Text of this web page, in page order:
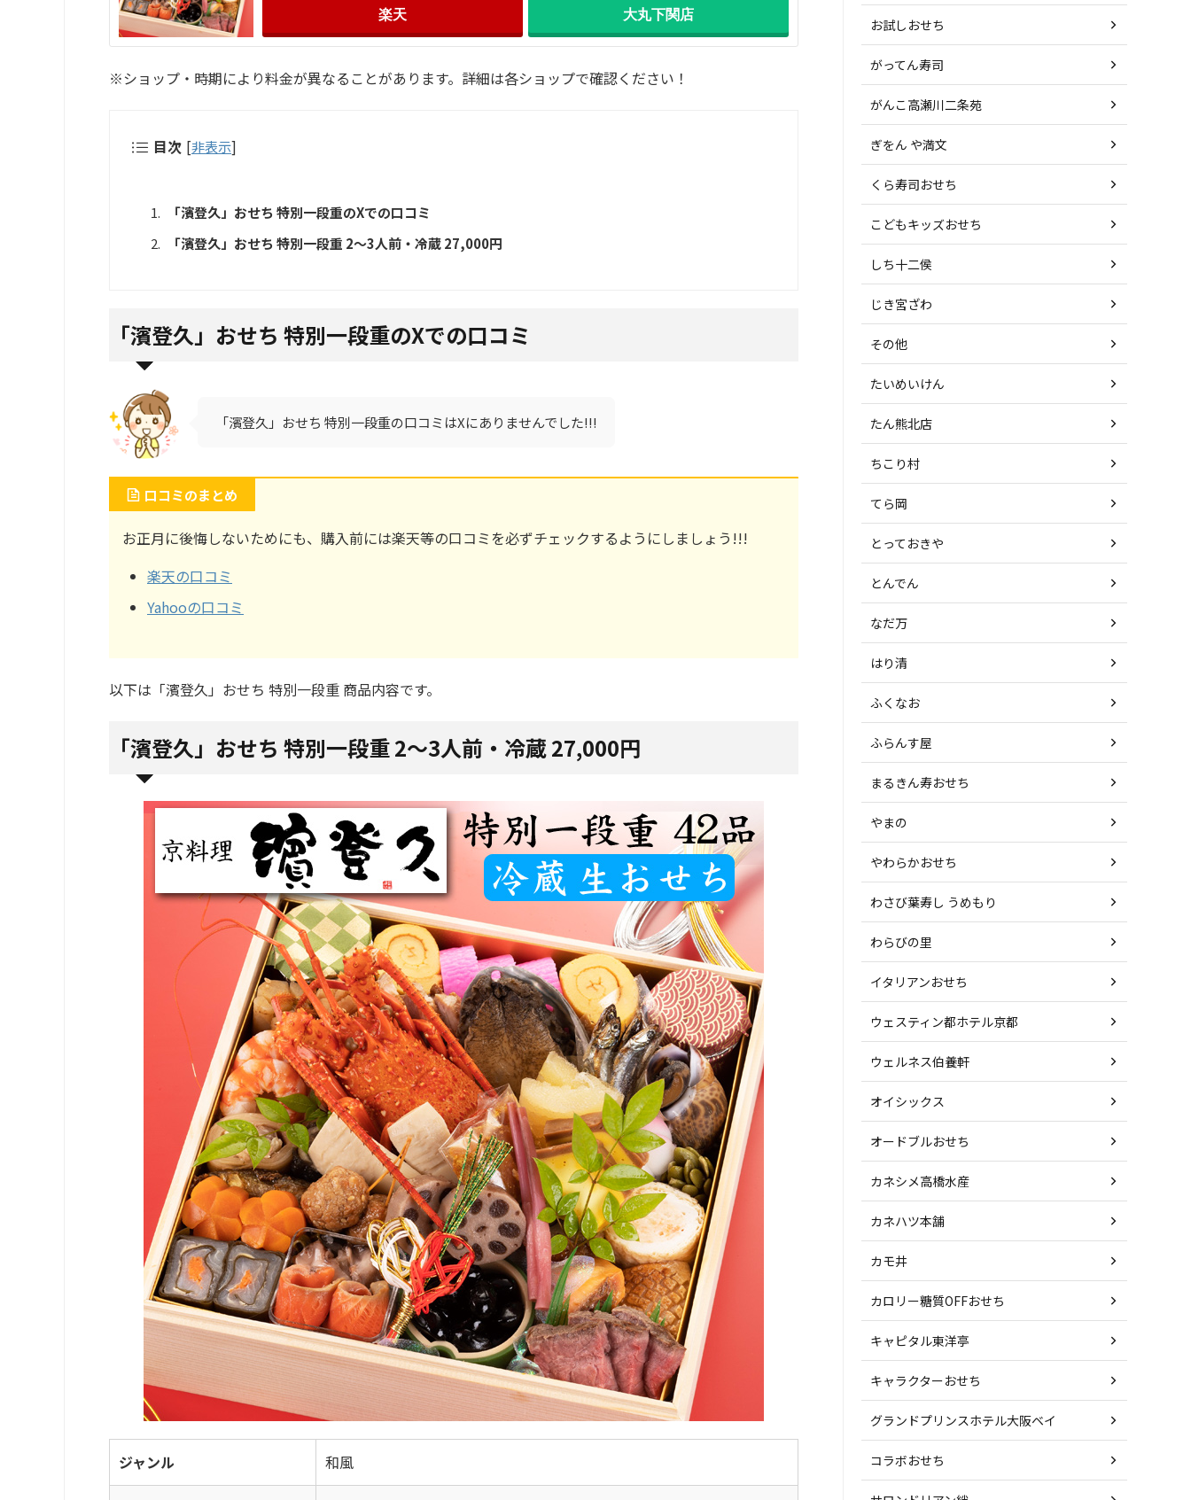
楽天 大丸下関店
※ショップ・時期により料金が異なることがあります。詳細は各ショップで確認ください！
目次 [非表示]
「濱登久」おせち 特別一段重のXでの口コミ
「濱登久」おせち 特別一段重 2～3人前・冷蔵 27,000円
「濱登久」おせち 特別一段重のXでの口コミ
「濱登久」おせち 特別一段重の口コミはXにありませんでした!!!
口コミのまとめ
お正月に後悔しないためにも、購入前には楽天等の口コミを必ずチェックするようにしましょう!!!
楽天の口コミ
Yahooの口コミ
以下は「濱登久」おせち 特別一段重 商品内容です。
「濱登久」おせち 特別一段重 2～3人前・冷蔵 27,000円
ジャンル 和風
お試しおせち
がってん寿司
がんこ高瀬川二条苑
ぎをん や満文
くら寿司おせち
こどもキッズおせち
しち十二侯
じき宮ざわ
その他
たいめいけん
たん熊北店
ちこり村
てら岡
とっておきや
とんでん
なだ万
はり清
ふくなお
ふらんす屋
まるきん寿おせち
やまの
やわらかおせち
わさび葉寿し うめもり
わらびの里
イタリアンおせち
ウェスティン都ホテル京都
ウェルネス伯養軒
オイシックス
オードブルおせち
カネシメ高橋水産
カネハツ本舗
カモ井
カロリー糖質OFFおせち
キャピタル東洋亭
キャラクターおせち
グランドプリンスホテル大阪ベイ
コラボおせち